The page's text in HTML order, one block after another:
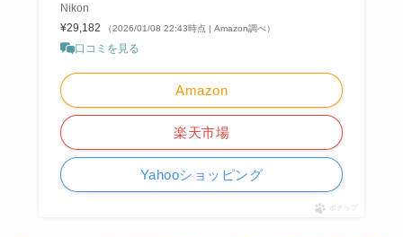
Nikon
¥29,182
（2026/01/08 22:43時点 | Amazon調べ）
口コミを見る
Amazon
楽天市場
Yahooショッピング
ポチップ